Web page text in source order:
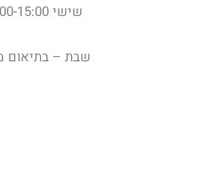
שישי 10:00-15:00